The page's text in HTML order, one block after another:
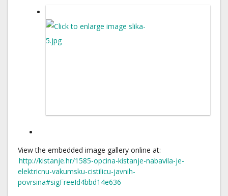
View the embedded image gallery online at:
http://kistanje.hr/1585-opcina-kistanje-nabavila-je-
elektricnu-vakumsku-cistilicu-javnih-
povrsina#sigFreeId4bbd14e636